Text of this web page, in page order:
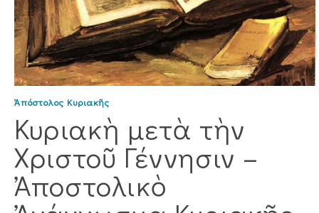
Ἀπόστολος Κυριακῆς
Κυριακὴ μετὰ τὴν
Χριστοῦ Γέννησιν –
Ἀποστολικὸ